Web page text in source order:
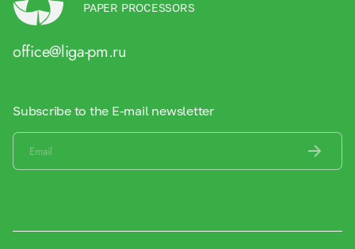
PAPER PROCESSORS
office@liga-pm.ru
Subscribe to the E-mail newsletter